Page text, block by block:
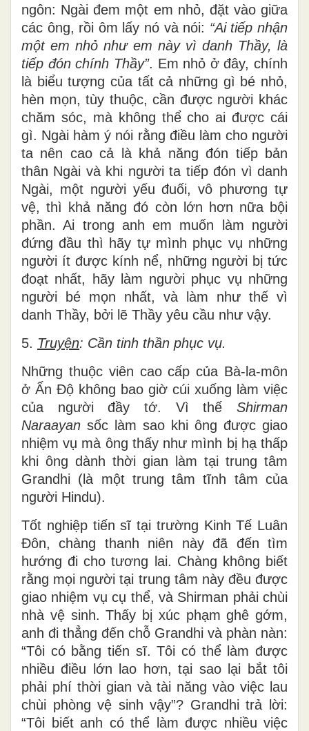
ngôn: Ngài đem một em nhỏ, đặt vào giữa
các ông, rồi ôm lấy nó và nói: “Ai tiếp nhận
một em nhỏ như em này vì danh Thầy, là
tiếp đón chính Thầy”. Em nhỏ ở đây, chính
là biểu tượng của tất cả những gì bé nhỏ,
hèn mọn, tùy thuộc, cần được người khác
chăm sóc, mà không thể cho ai được cái
gì. Ngài hàm ý nói rằng điều làm cho người
ta nên cao cả là khả năng đón tiếp bản
thân Ngài và khi người ta tiếp đón vì danh
Ngài, một người yếu đuối, vô phương tự
vệ, thì khả năng đó còn lớn hơn nữa bội
phần. Ai trong anh em muốn làm người
đứng đầu thì hãy tự mình phục vụ những
người ít được kính nể, những người bị tức
đoạt nhất, hãy làm người phục vụ những
người bé mọn nhất, và làm như thế vì
danh Thầy, bởi lẽ Thầy yêu cầu như vậy.
5. Truyện: Cần tinh thần phục vụ.
Những thuộc viên cao cấp của Bà-la-môn
ở Ấn Độ không bao giờ cúi xuống làm việc
của người đầy tớ. Vì thế Shirman
Naraayan sốc làm sao khi ông được giao
nhiệm vụ mà ông thấy như mình bị hạ thấp
khi ông dành thời gian làm tại trung tâm
Grandhi (là một trung tâm tĩnh tâm của
người Hindu).
Tốt nghiệp tiến sĩ tại trường Kinh Tế Luân
Đôn, chàng thanh niên này đã đến tìm
hướng đi cho tương lai. Chàng không biết
rằng mọi người tại trung tâm này đều được
giao nhiệm vụ cụ thể, và Shirman phải chùi
nhà vệ sinh. Thấy bị xúc phạm ghê gớm,
anh đi thẳng đến chỗ Grandhi và phàn nàn:
“Tôi có bằng tiến sĩ. Tôi có thể làm được
nhiều điều lớn lao hơn, tại sao lại bắt tôi
phải phí thời gian và tài năng vào việc lau
chùi phòng vệ sinh vậy”? Grandhi trả lời:
“Tôi biết anh có thể làm được nhiều việc